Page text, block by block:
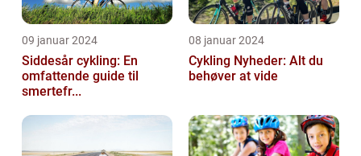
09 januar 2024
Siddesår cykling: En
omfattende guide til
smertefr...
08 januar 2024
Cykling Nyheder: Alt du
behøver at vide